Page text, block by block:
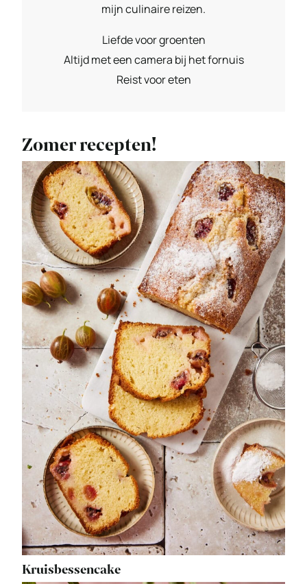
mijn culinaire reizen.
Liefde voor groenten
Altijd met een camera bij het fornuis
Reist voor eten
Zomer recepten!
Kruisbessencake